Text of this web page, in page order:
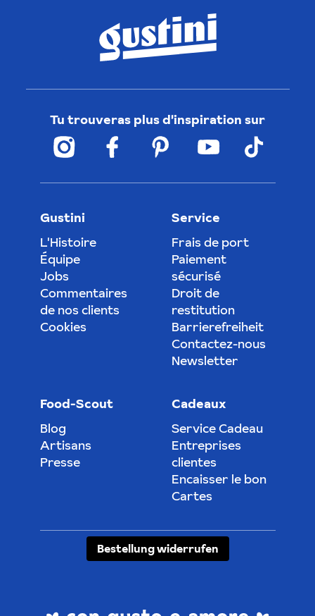
Tu trouveras plus d'inspiration sur
Gustini
L'Histoire
Équipe
Jobs
Commentaires
de nos clients
Cookies
Service
Frais de port
Paiement
sécurisé
Droit de
restitution
Barrierefreiheit
Contactez-nous
Newsletter
Food-Scout
Blog
Artisans
Presse
Cadeaux
Service Cadeau
Entreprises
clientes
Encaisser le bon
Cartes
Bestellung widerrufen